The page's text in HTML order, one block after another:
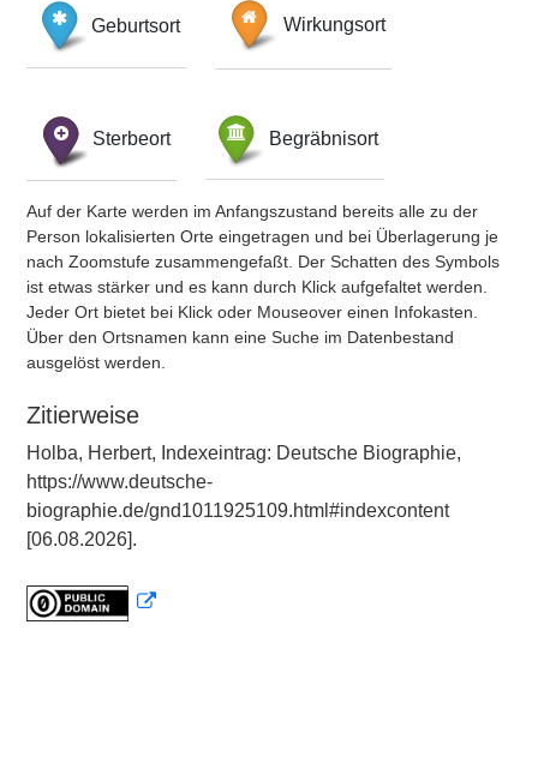
Geburtsort Wirkungsort
Sterbeort Begräbnisort
Auf der Karte werden im Anfangszustand bereits alle zu der
Person lokalisierten Orte eingetragen und bei Überlagerung je
nach Zoomstufe zusammengefaßt. Der Schatten des Symbols
ist etwas stärker und es kann durch Klick aufgefaltet werden.
Jeder Ort bietet bei Klick oder Mouseover einen Infokasten.
Über den Ortsnamen kann eine Suche im Datenbestand
ausgelöst werden.
Zitierweise
Holba, Herbert, Indexeintrag: Deutsche Biographie,
https://www.deutsche-
biographie.de/gnd1011925109.html#indexcontent
[06.08.2026].